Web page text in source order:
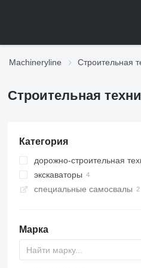
Machineryline Строительная
Строительная
Категория
дорожно-строительная
асфальтоукладчики
асфальтоукладчики
экскаваторы
гусеничные экскаваторы
специальные самосвалы
Марка